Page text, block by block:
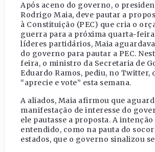
Após aceno do governo, o
Rodrigo Maia, deve pautar a
à Constituição (PEC) que cria o
guerra para a próxima quarta-
líderes partidários, Maia
do governo para pautar a PEC.
feira, o ministro da Secretaria de
Eduardo Ramos, pediu, no Twitter,
“aprecie e vote” esta semana.
A aliados, Maia afirmou que
manifestação de interesse do
ele pautasse a proposta. A
entendido, como na pauta do
estados, que o governo sinalizou